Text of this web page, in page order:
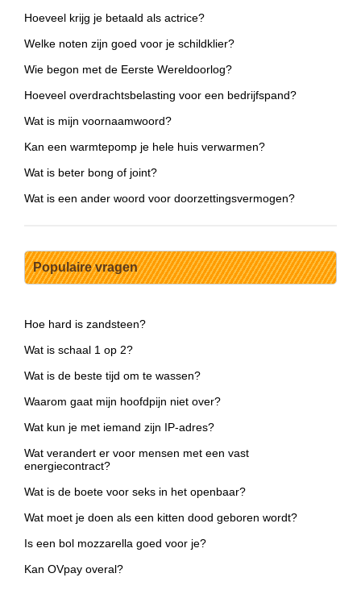
Hoeveel krijg je betaald als actrice?
Welke noten zijn goed voor je schildklier?
Wie begon met de Eerste Wereldoorlog?
Hoeveel overdrachtsbelasting voor een bedrijfspand?
Wat is mijn voornaamwoord?
Kan een warmtepomp je hele huis verwarmen?
Wat is beter bong of joint?
Wat is een ander woord voor doorzettingsvermogen?
Populaire vragen
Hoe hard is zandsteen?
Wat is schaal 1 op 2?
Wat is de beste tijd om te wassen?
Waarom gaat mijn hoofdpijn niet over?
Wat kun je met iemand zijn IP-adres?
Wat verandert er voor mensen met een vast
energiecontract?
Wat is de boete voor seks in het openbaar?
Wat moet je doen als een kitten dood geboren wordt?
Is een bol mozzarella goed voor je?
Kan OVpay overal?